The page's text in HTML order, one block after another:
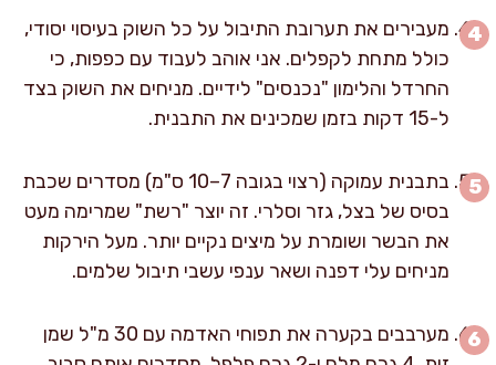
מעבירים את תערובת התיבול על כל השוק בעיסוי יסודי,
כולל מתחת לקפלים. אני אוהב לעבוד עם כפפות, כי
החרדל והלימון "נכנסים" לידיים. מניחים את השוק בצד
ל-15 דקות בזמן שמכינים את התבנית.
בתבנית עמוקה (רצוי בגובה 7–10 ס"מ) מסדרים שכבת
בסיס של בצל, גזר וסלרי. זה יוצר "רשת" שמרימה מעט
את הבשר ושומרת על מיצים נקיים יותר. מעל הירקות
מניחים עלי דפנה ושאר ענפי עשבי תיבול שלמים.
מערבבים בקערה את תפוחי האדמה עם 30 מ"ל שמן